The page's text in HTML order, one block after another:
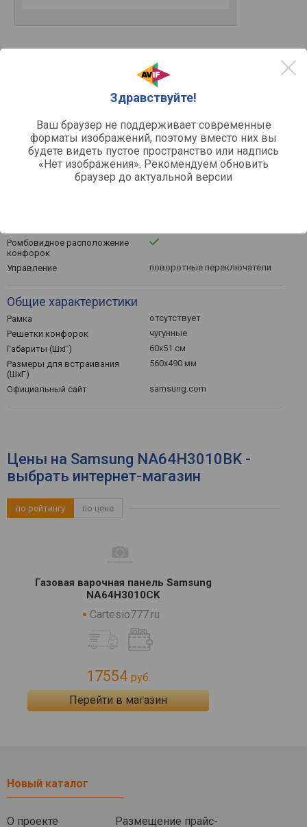
Здравствуйте!
Ваш браузер не поддерживает современные
форматы изображений, поэтому вместо них вы
будете видеть пустое пространство или надпись
«Нет изображения». Рекомендуем обновить
браузер до актуальной версии
варочная поверхность
газовая
Функции и возможности
Функции автоподжиг, газ-контроль
Ромбовидное расположение
конфорок
Управление
поворотные переключатели
Общие характеристики
Рамка
отсутствует
Решетки конфорок
чугунные
Габариты (ШхГ)
60x51 см
Размеры для встраивания
(ШхГ)
560x490 мм
Официальный сайт samsung.com
Цены на Samsung NA64H3010BK -
выбрать интернет-магазин
по рейтингу по цене
Газовая варочная панель Samsung
NA64H3010CK
Cartesio777.ru
17554 руб.
Перейти в магазин
Новый каталог
О проекте Размещение прайс-